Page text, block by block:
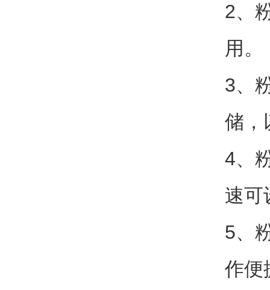
2、
用。
3、
储，
4、
速可
5、
作便